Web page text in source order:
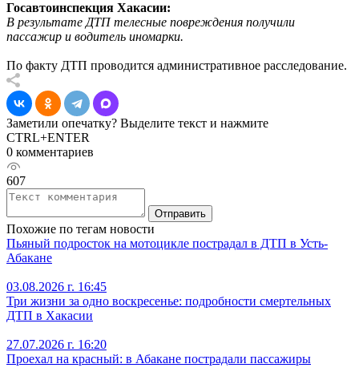
Госавтоинспекция Хакасии:
В результате ДТП телесные повреждения получили
пассажир и водитель иномарки.
По факту ДТП проводится административное расследование.
Заметили опечатку? Выделите текст и нажмите
CTRL+ENTER
0 комментариев
607
Отправить
Похожие по тегам новости
Пьяный подросток на мотоцикле пострадал в ДТП в Усть-
Абакане
03.08.2026 г. 16:45
Три жизни за одно воскресенье: подробности смертельных
ДТП в Хакасии
27.07.2026 г. 16:20
Проехал на красный: в Абакане пострадали пассажиры